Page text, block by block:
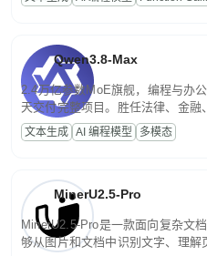
文案处理等普惠刚需场景。
Qwen3.8-Max
2.4万亿参数MoE旗舰，编程与办
天交付完整项目。胜任法律、金
话端到端交付生产级成果。原生视
程，支持超长文档与长视频的深度
文本生成 AI 编程模型 多模态
MinerU2.5-Pro
MinerU2.5-Pro是一款面向复杂文
够从图片和文档中识别文字、理